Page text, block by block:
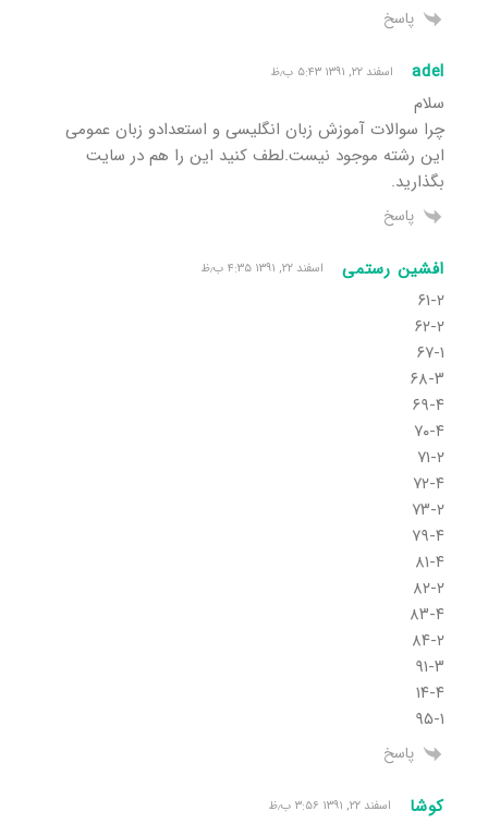
پاسخ
adel اسفند ۲۲, ۱۳۹۱ ۵:۴۳ ب٫ظ
سلام
چرا سوالات آموزش زبان انگلیسی و استعدادو زبان عمومی
این رشته موجود نیست.لطف کنید این را هم در سایت
بگذارید.
پاسخ
افشین رستمی اسفند ۲۲, ۱۳۹۱ ۴:۳۵ ب٫ظ
۶۱-۲
۶۲-۲
۶۷-۱
۶۸-۳
۶۹-۴
۷۰-۴
۷۱-۲
۷۲-۴
۷۳-۲
۷۹-۴
۸۱-۴
۸۲-۲
۸۳-۴
۸۴-۲
۹۱-۳
۱۴-۴
۹۵-۱
پاسخ
کوشا اسفند ۲۲, ۱۳۹۱ ۳:۵۶ ب٫ظ